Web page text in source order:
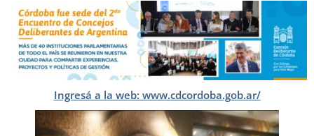
Ingresá a la web: www.cdcordoba.gob.ar/